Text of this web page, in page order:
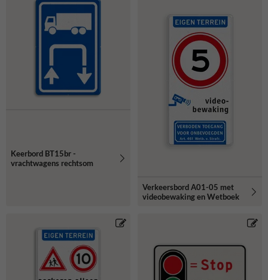
Keerbord BT15br -
vrachtwagens rechtsom
Verkeersbord A01-05 met
videobewaking en Wetboek